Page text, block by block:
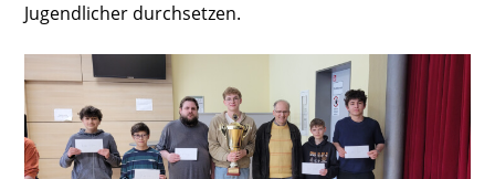
Jugendlicher durchsetzen.